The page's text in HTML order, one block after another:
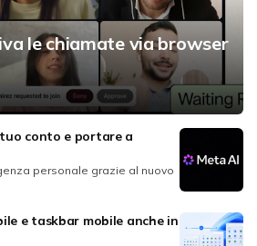
le chiamate via browser
conto e portare a
personale grazie al nuovo
e taskbar mobile anche in